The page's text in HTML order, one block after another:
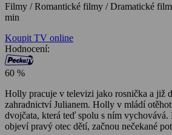
Filmy / Romantické filmy / Dramatické
min
Koupit TV online
Hodnocení:
60 %
Holly pracuje v televizi jako rosnička a již
zahradnictví Julianem. Holly v mládí
dvojčata, která teď spolu s ním vychovává.
objeví pravý otec dětí, začnou nečekané